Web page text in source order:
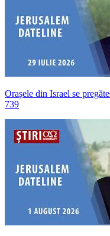
Orașele din Israel se
739